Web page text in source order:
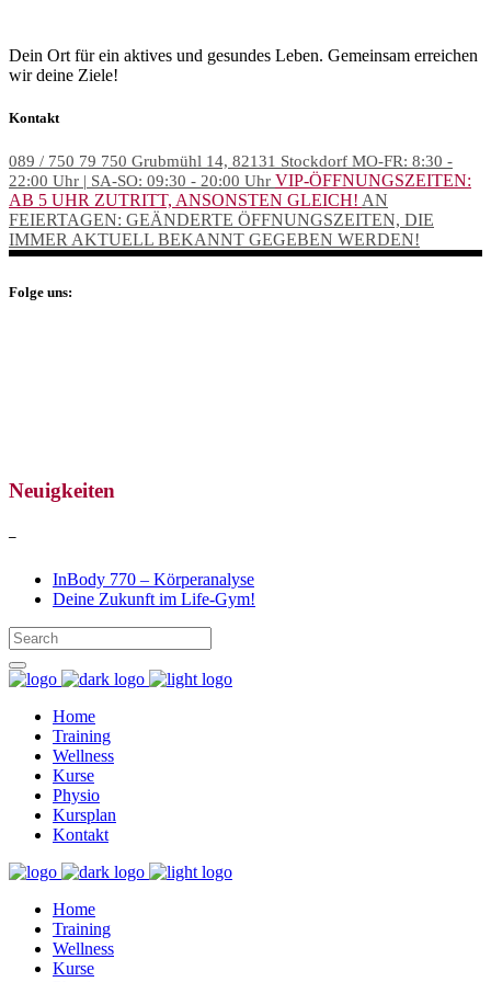
Dein Ort für ein aktives und gesundes Leben. Gemeinsam erreichen
wir deine Ziele!
Kontakt
089 / 750 79 750 Grubmühl 14, 82131 Stockdorf MO-FR: 8:30 -
22:00 Uhr | SA-SO: 09:30 - 20:00 Uhr VIP-ÖFFNUNGSZEITEN:
AB 5 UHR ZUTRITT, ANSONSTEN GLEICH! AN
FEIERTAGEN: GEÄNDERTE ÖFFNUNGSZEITEN, DIE
IMMER AKTUELL BEKANNT GEGEBEN WERDEN!
Folge uns:
Neuigkeiten
–
InBody 770 – Körperanalyse
Deine Zukunft im Life-Gym!
Home
Training
Wellness
Kurse
Physio
Kursplan
Kontakt
Home
Training
Wellness
Kurse